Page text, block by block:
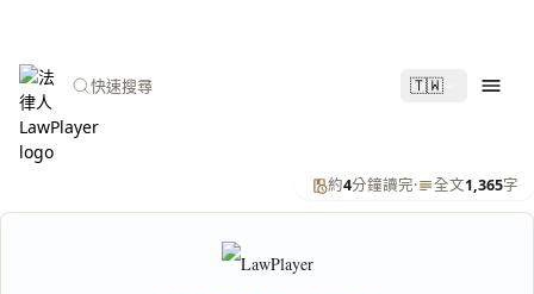
快速搜尋 🇹🇼
約4分鐘讀完· 全文1,365字